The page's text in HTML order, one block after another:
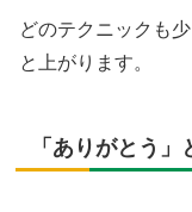
どのテクニックも
と上がります。
「ありがとう